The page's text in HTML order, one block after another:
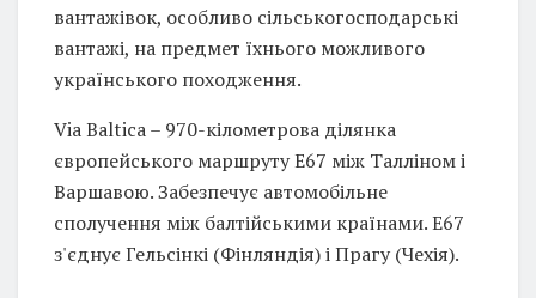
вантажівок, особливо сільськогосподарські
вантажі, на предмет їхнього можливого
українського походження.
Via Baltica – 970-кілометрова ділянка
європейського маршруту Е67 між Талліном і
Варшавою. Забезпечує автомобільне
сполучення між балтійськими країнами. Е67
з'єднує Гельсінкі (Фінляндія) і Прагу (Чехія).